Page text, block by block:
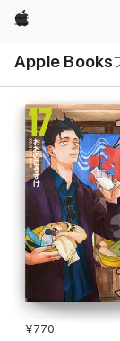
Apple
Apple Books
ル
¥770